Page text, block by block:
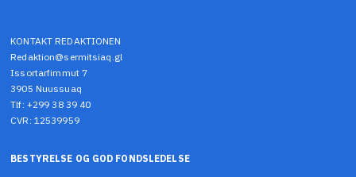
KONTAKT REDAKTIONEN
Redaktion@sermitsiaq.gl
Issortarfimmut 7
3905 Nuussuaq
Tlf: +299 38 39 40
CVR: 12539959
BESTYRELSE OG GOD FONDSLEDELSE